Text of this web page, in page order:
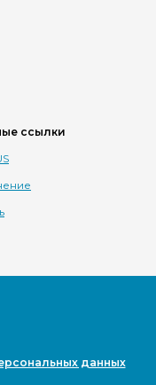
ссылки
данных